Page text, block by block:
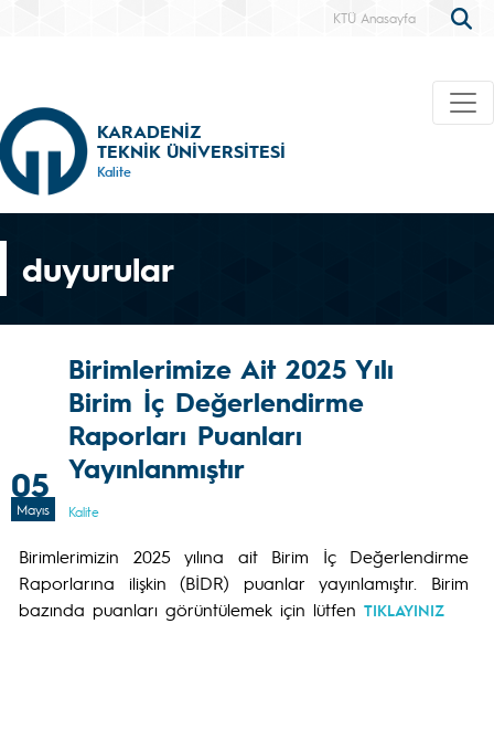
KTÜ Anasayfa
KARADENİZ
TEKNİK ÜNİVERSİTESİ
Kalite
duyurular
05
Mayıs
Birimlerimize Ait 2025 Yılı
Birim İç Değerlendirme
Raporları Puanları
Yayınlanmıştır
Kalite
Birimlerimizin 2025 yılına ait Birim İç Değerlendirme
Raporlarına ilişkin (BİDR) puanlar yayınlamıştır. Birim
bazında puanları görüntülemek için lütfen TIKLAYINIZ